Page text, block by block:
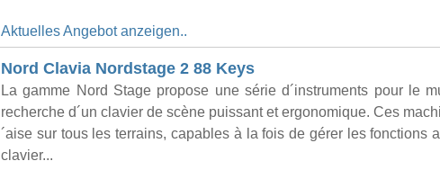
Aktuelles Angebot anzeigen..
Nord Clavia Nordstage 2 88 Keys
La gamme Nord Stage propose une série d´instruments pour le
recherche d´un clavier de scène puissant et ergonomique. Ces
´aise sur tous les terrains, capables à la fois de gérer les fonctions
clavier...